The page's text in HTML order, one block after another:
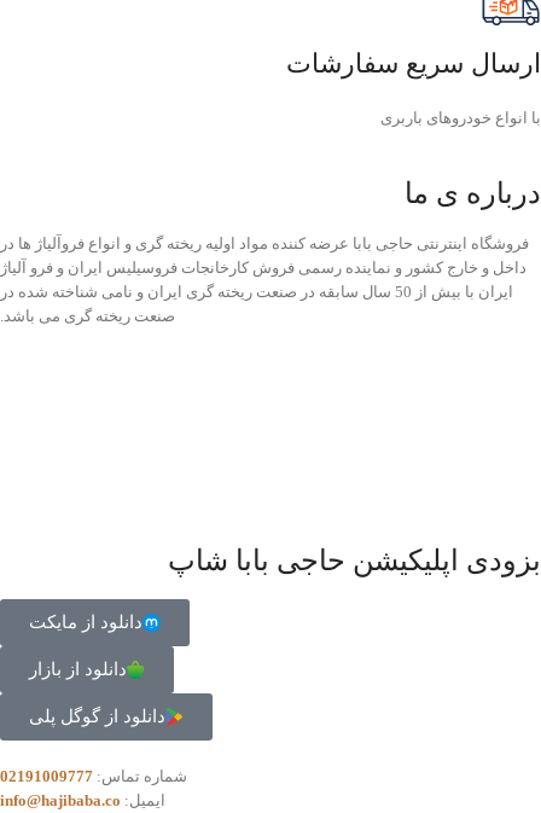
ارسال سریع سفارشات
با انواع خودروهای باربری
درباره ی ما
فروشگاه اینترنتی حاجی بابا عرضه کننده مواد اولیه ریخته گری و انواع فروآلیاژ ها در
داخل و خارج کشور و نماینده رسمی فروش کارخانجات فروسیلیس ایران و فرو آلیاژ
ایران با بیش از 50 سال سابقه در صنعت ریخته گری ایران و نامی شناخته شده در
صنعت ریخته گری می باشد.
بزودی اپلیکیشن حاجی بابا شاپ
دانلود از مایکت
دانلود از بازار
دانلود از گوگل پلی
شماره تماس: 02191009777
ایمیل: info@hajibaba.co